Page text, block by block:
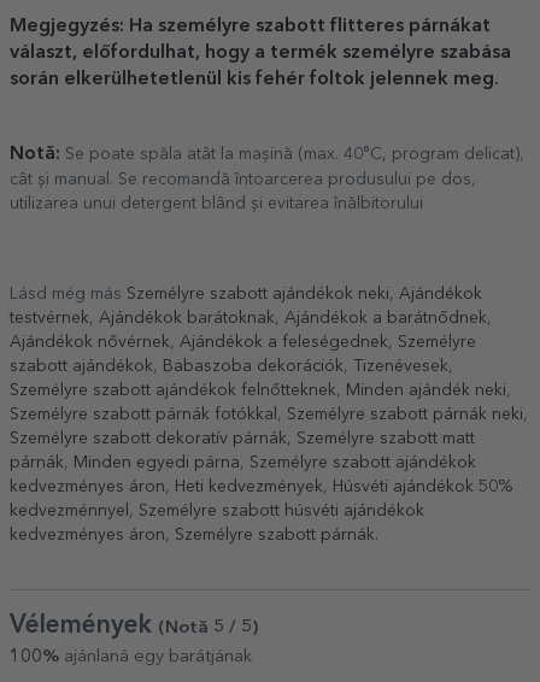
Megjegyzés: Ha személyre szabott flitteres párnákat
választ, előfordulhat, hogy a termék személyre szabása
során elkerülhetetlenül kis fehér foltok jelennek meg.
Notă: Se poate spăla atât la mașină (max. 40°C, program delicat),
cât și manual. Se recomandă întoarcerea produsului pe dos,
utilizarea unui detergent blând și evitarea înălbitorului
Lásd még más Személyre szabott ajándékok neki, Ajándékok
testvérnek, Ajándékok barátoknak, Ajándékok a barátnődnek,
Ajándékok nővérnek, Ajándékok a feleségednek, Személyre
szabott ajándékok, Babaszoba dekorációk, Tizenévesek,
Személyre szabott ajándékok felnőtteknek, Minden ajándék neki,
Személyre szabott párnák fotókkal , Személyre szabott párnák neki,
Személyre szabott dekoratív párnák, Személyre szabott matt
párnák, Minden egyedi párna, Személyre szabott ajándékok
kedvezményes áron, Heti kedvezmények, Húsvéti ajándékok 50%
kedvezménnyel , Személyre szabott húsvéti ajándékok
kedvezményes áron, Személyre szabott párnák.
Vélemények (Notă 5 / 5 )
100% ajánlaná egy barátjának